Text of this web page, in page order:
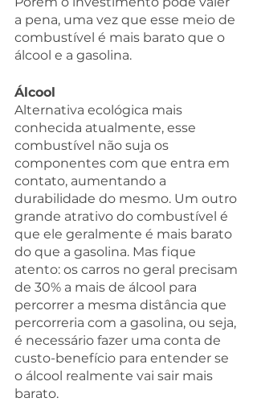
a pena, uma vez que esse meio de
combustível é mais barato que o
álcool e a gasolina.
Álcool
Alternativa ecológica mais
conhecida atualmente, esse
combustível não suja os
componentes com que entra em
contato, aumentando a
durabilidade do mesmo. Um outro
grande atrativo do combustível é
que ele geralmente é mais barato
do que a gasolina. Mas fique
atento: os carros no geral precisam
de 30% a mais de álcool para
percorrer a mesma distância que
percorreria com a gasolina, ou seja,
é necessário fazer uma conta de
custo-benefício para entender se
o álcool realmente vai sair mais
barato.